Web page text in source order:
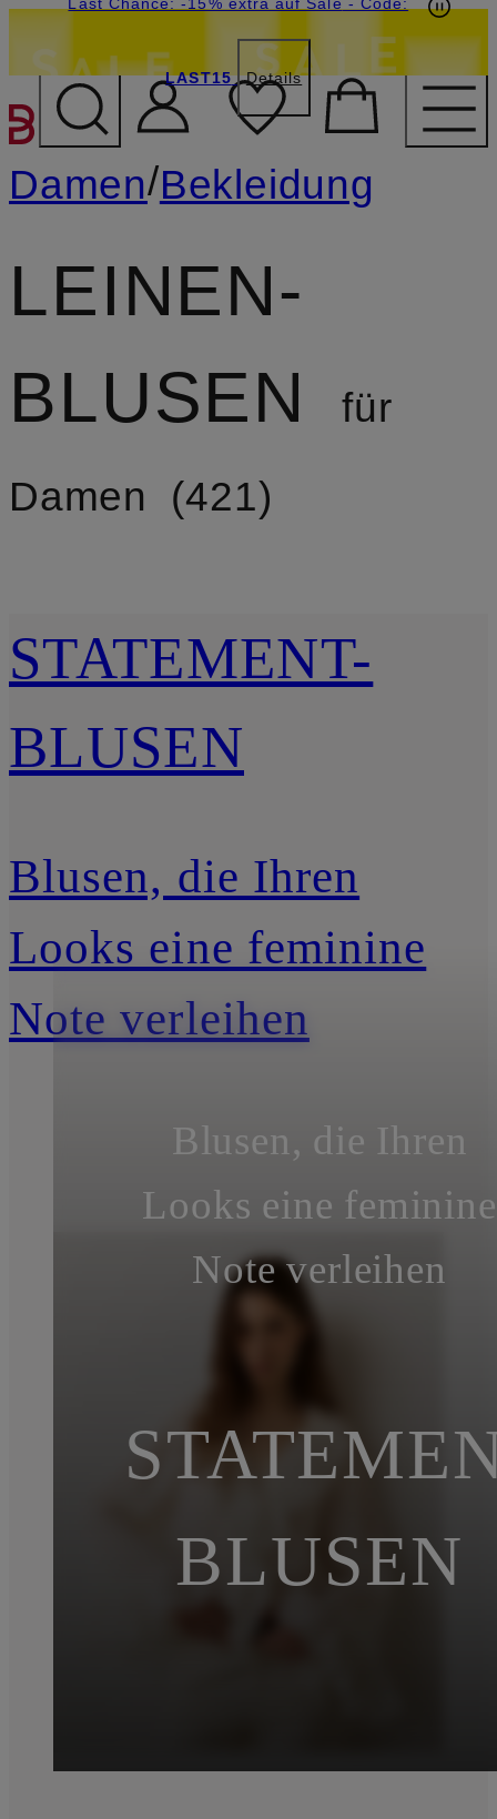
ZUM HAUPTINHALT
LAST15 Details
Damen/Bekleidung
LEINEN­
BLUSEN
für
Damen
421
STATEMENT-
BLUSEN
Blusen, die Ihren
Looks eine feminine
Note verleihen
Blusen, die Ihren
Looks eine feminine
Note verleihen
BLUSEN